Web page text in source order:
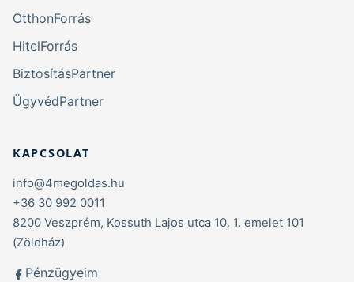
OtthonForrás
HitelForrás
BiztosításPartner
ÜgyvédPartner
KAPCSOLAT
info@4megoldas.hu
+36 30 992 0011
8200 Veszprém, Kossuth Lajos utca 10. 1. emelet 101
(Zöldház)
Pénzügyeim